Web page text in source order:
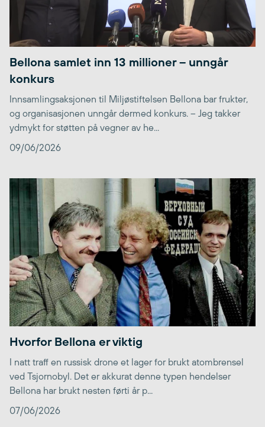
Bellona samlet inn 13 millioner – unngår
konkurs
Innsamlingsaksjonen til Miljøstiftelsen Bellona bar frukter,
og organisasjonen unngår dermed konkurs. – Jeg takker
ydmykt for støtten på vegner av he...
09/06/2026
Hvorfor Bellona er viktig
I natt traff en russisk drone et lager for brukt atombrensel
ved Tsjornobyl. Det er akkurat denne typen hendelser
Bellona har brukt nesten førti år p...
07/06/2026